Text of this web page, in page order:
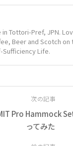
in Tottori-Pref, JPN.
Beer and Scotch on
Sufficiency Life.
次の記事
Pro Hammock
ってみた